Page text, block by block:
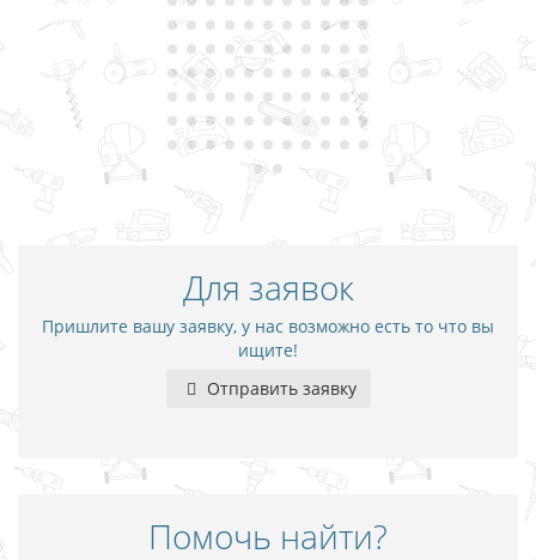
Для заявок
Пришлите вашу заявку, у нас возможно есть то что вы
ищите!
Отправить заявку
Помочь найти?